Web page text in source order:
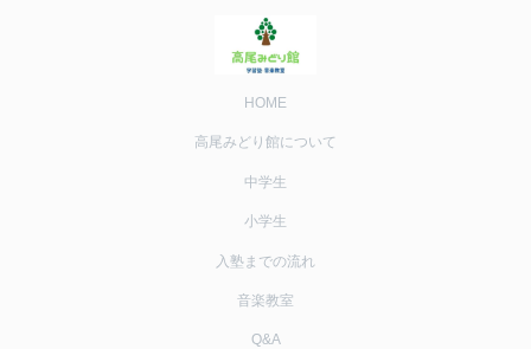
HOME
高尾みどり館について
中学生
小学生
入塾までの流れ
音楽教室
Q&A